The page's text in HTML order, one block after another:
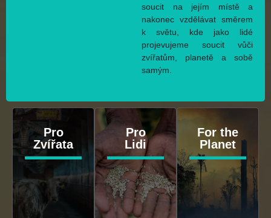
soucit na jejím místě a
nakonec vzdělávat směrem
k světu, kde jako lidé
projevujeme soucit vůči
zvířatům, planetě a sobě
samým.
Pro
Zvířata
Pro
Lidi
For the
Planet